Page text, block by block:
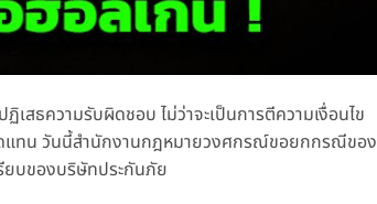
ธความรับผิดชอบ ไม่ว่าจะเป็นการตีความเงื่อนไข
ดแทน วันนี้สำนักงานกฎหมายวงศกรณ์ขอยกกรณีของ
ยบของบริษัทประกันภัย